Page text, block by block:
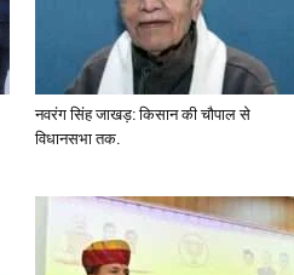
नवरंग सिंह जाखड़: किसान की चौपाल से
विधानसभा तक.